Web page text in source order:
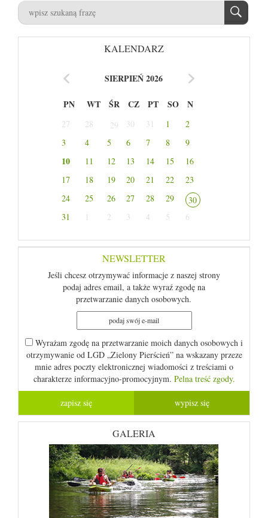
KALENDARZ
SIERPIEŃ 2026
PN WT ŚR CZ PT SO N
27 28 29 30 31 1
2
3
4 5 6 7 8 9
10 11 12 13 14 15
16
17
18 19 20 21 22
23
24
25 26 27 28 29
30
31
1 2 3 4 5 6
NEWSLETTER
Jeśli chcesz otrzymywać informacje z naszej strony
podaj adres email, a także wyraź zgodę na
przetwarzanie danych osobowych.
Wyrażam zgodę na przetwarzanie moich danych osobowych i
otrzymywanie od LGD „Zielony Pierścień” na wskazany przeze
mnie adres poczty elektronicznej wiadomości z treściami o
charakterze informacyjno-promocyjnym. Pelna treść zgody.
GALERIA